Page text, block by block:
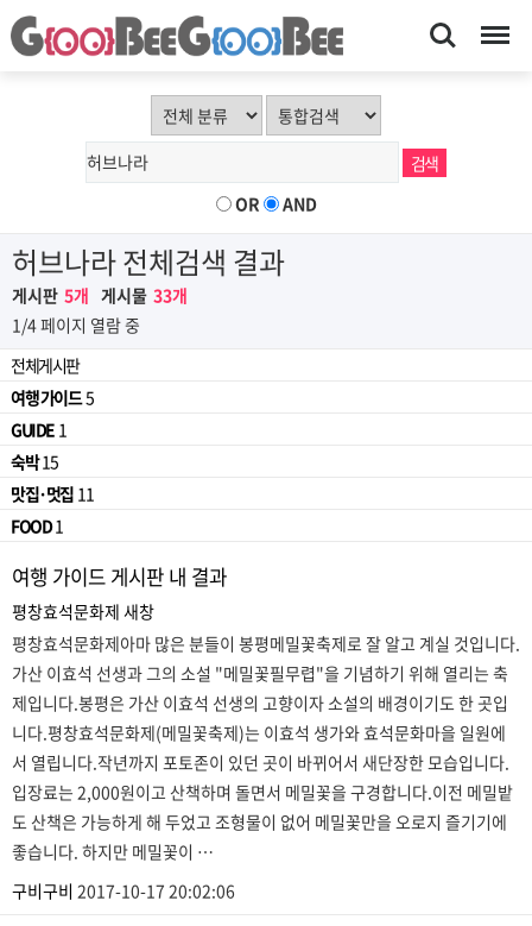
Search Menu
OR AND
허브나라 전체검색 결과
게시판 5개 게시물 33개
1/4 페이지 열람 중
전체게시판
여행 가이드5
GUIDE 1
숙박15
맛집·멋집 11
FOOD1
여행 가이드 게시판 내 결과
평창효석문화제 새창
평창효석문화제아마 많은 분들이 봉평메밀꽃축제로 잘 알고 계실 것입니다.
가산 이효석 선생과 그의 소설 "메밀꽃필무렵"을 기념하기 위해 열리는 축
제입니다.봉평은 가산 이효석 선생의 고향이자 소설의 배경이기도 한 곳입
니다.평창효석문화제(메밀꽃축제)는 이효석 생가와 효석문화마을 일원에
서 열립니다.작년까지 포토존이 있던 곳이 바뀌어서 새단장한 모습입니다.
입장료는 2,000원이고 산책하며 돌면서 메밀꽃을 구경합니다.이전 메밀밭
도 산책은 가능하게 해 두었고 조형물이 없어 메밀꽃만을 오로지 즐기기에
좋습니다. 하지만 메밀꽃이 …
구비구비 2017-10-17 20:02:06